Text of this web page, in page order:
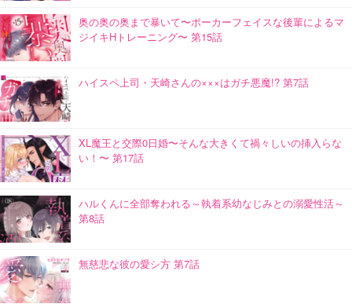
奥の奥の奥まで暴いて〜ポーカーフェイスな後輩によるマ
ジイキHトレーニング〜 第15話
ハイスペ上司・天崎さんの×××はガチ悪魔!? 第7話
XL魔王と交際0日婚〜そんな大きくて禍々しいの挿入らな
い！〜 第17話
ハルくんに全部奪われる～執着系幼なじみとの溺愛性活～
第8話
無慈悲な彼の愛シ方 第7話